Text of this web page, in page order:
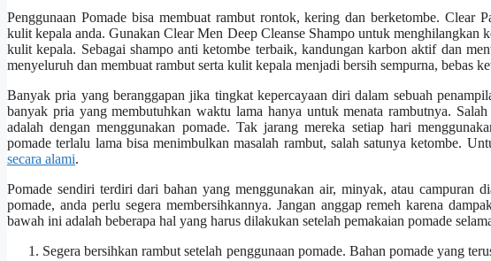
Penggunaan Pomade bisa membuat rambut rontok, kering dan berketombe. Clear
kulit kepala anda. Gunakan Clear Men Deep Cleanse Shampo untuk menghilangkan
kulit kepala. Sebagai shampo anti ketombe terbaik, kandungan karbon aktif dan
menyeluruh dan membuat rambut serta kulit kepala menjadi bersih sempurna, bebas
Banyak pria yang beranggapan jika tingkat kepercayaan diri dalam sebuah
banyak pria yang membutuhkan waktu lama hanya untuk menata rambutnya.
adalah dengan menggunakan pomade. Tak jarang mereka setiap hari
pomade terlalu lama bisa menimbulkan masalah rambut, salah satunya ketombe.
secara alami.
Pomade sendiri terdiri dari bahan yang menggunakan air, minyak, atau campuran
pomade, anda perlu segera membersihkannya. Jangan anggap remeh karena
bawah ini adalah beberapa hal yang harus dilakukan setelah pemakaian pomade
Segera bersihkan rambut setelah penggunaan pomade. Bahan pomade yang